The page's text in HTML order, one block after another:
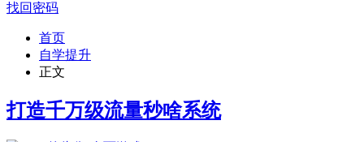
找回密码
首页
自学提升
正文
打造千万级流量秒啥系统